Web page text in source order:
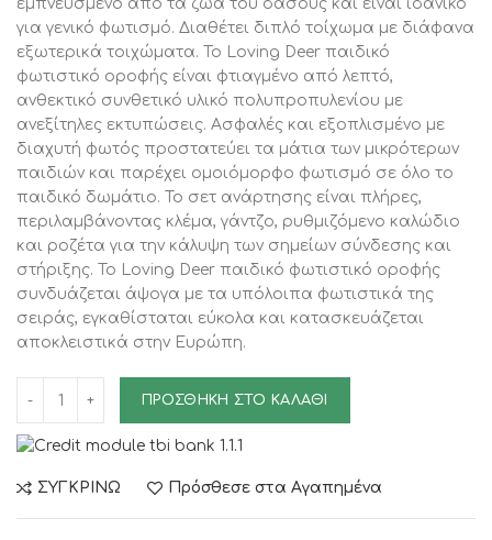
εμπνευσμένο από τα ζώα του δάσους και είναι ιδανικό
για γενικό φωτισμό. Διαθέτει διπλό τοίχωμα με διάφανα
εξωτερικά τοιχώματα. Το Loving Deer παιδικό
φωτιστικό οροφής είναι φτιαγμένο από λεπτό,
ανθεκτικό συνθετικό υλικό πολυπροπυλενίου με
ανεξίτηλες εκτυπώσεις. Ασφαλές και εξοπλισμένο με
διαχυτή φωτός προστατεύει τα μάτια των μικρότερων
παιδιών και παρέχει ομοιόμορφο φωτισμό σε όλο το
παιδικό δωμάτιο. Το σετ ανάρτησης είναι πλήρες,
περιλαμβάνοντας κλέμα, γάντζο, ρυθμιζόμενο καλώδιο
και ροζέτα για την κάλυψη των σημείων σύνδεσης και
στήριξης. Το Loving Deer παιδικό φωτιστικό οροφής
συνδυάζεται άψογα με τα υπόλοιπα φωτιστικά της
σειράς, εγκαθίσταται εύκολα και κατασκευάζεται
αποκλειστικά στην Ευρώπη.
ΠΡΟΣΘΉΚΗ ΣΤΟ ΚΑΛΆΘΙ
ΣΥΓΚΡΙΝΩ Πρόσθεσε στα Αγαπημένα